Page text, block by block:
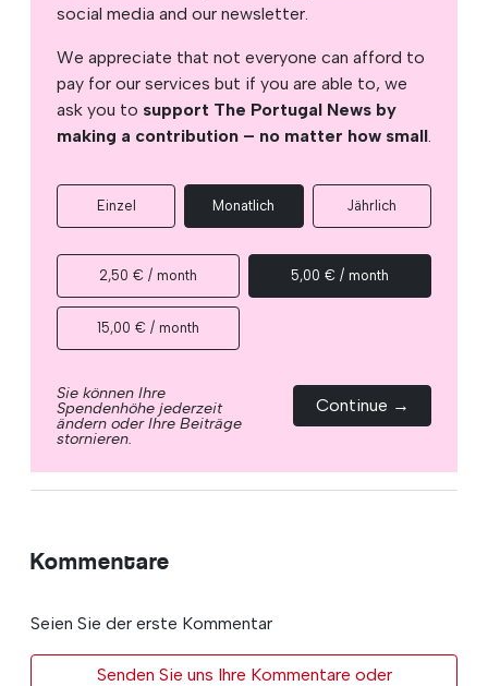
social media and our newsletter.
We appreciate that not everyone can afford to
pay for our services but if you are able to, we
ask you to support The Portugal News by
making a contribution – no matter how small
Einzel Monatlich Jährlich
2,50 € / month 5,00 € / month
15,00 € / month
Sie können Ihre
Spendenhöhe jederzeit
ändern oder Ihre Beiträge
stornieren.
Continue →
Kommentare
Seien Sie der erste Kommentar
Senden Sie uns Ihre Kommentare oder